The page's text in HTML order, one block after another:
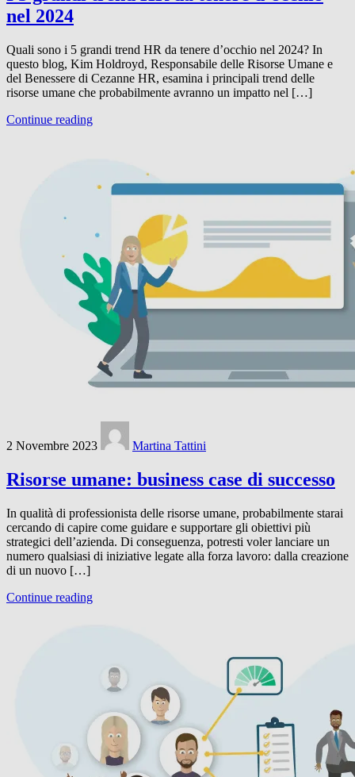
nel 2024
Quali sono i 5 grandi trend HR da tenere d’occhio nel 2024? In
questo blog, Kim Holdroyd, Responsabile delle Risorse Umane e
del Benessere di Cezanne HR, esamina i principali trend delle
risorse umane che probabilmente avranno un impatto nel […]
Continue reading
2 Novembre 2023 Martina Tattini
Risorse umane: business case di successo
In qualità di professionista delle risorse umane, probabilmente starai
cercando di capire come guidare e supportare gli obiettivi più
strategici dell’azienda. Di conseguenza, potresti voler lanciare un
numero qualsiasi di iniziative legate alla forza lavoro: dalla creazione
di un nuovo […]
Continue reading